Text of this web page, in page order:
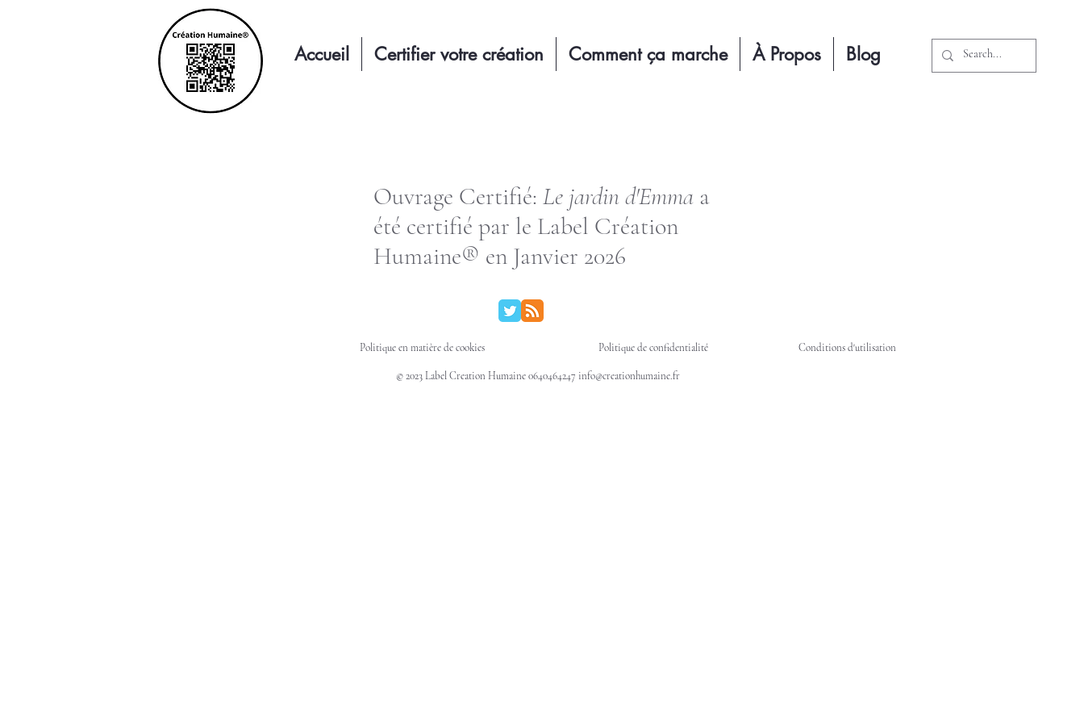
Accueil Certifier votre création Comment ça marche À Propos Blog
Ouvrage Certifié: Le jardin d'Emma a
été certifié par le Label Création
Humaine® en Janvier 2026
Politique en matière de cookies Politique de confidentialité Conditions d'utilisation
© 2023 Label Creation Humaine 0640464247 info@creationhumaine.fr